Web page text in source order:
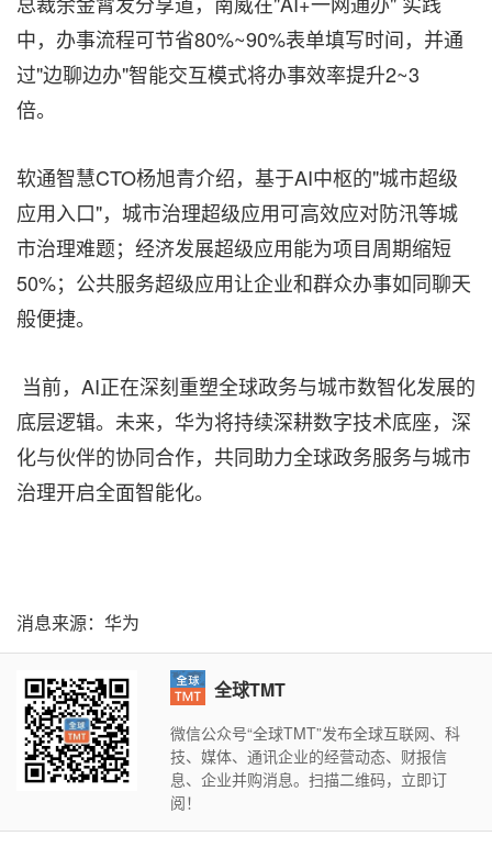
中，办事流程可节省80%~90%表单填写时间，并通
过"边聊边办"智能交互模式将办事效率提升2~3
倍。
软通智慧CTO杨旭青介绍，基于AI中枢的"城市超级
应用入口"，城市治理超级应用可高效应对防汛等城
市治理难题；经济发展超级应用能为项目周期缩短
50%；公共服务超级应用让企业和群众办事如同聊天
般便捷。
当前，AI正在深刻重塑全球政务与城市数智化发展的
底层逻辑。未来，华为将持续深耕数字技术底座，深
化与伙伴的协同合作，共同助力全球政务服务与城市
治理开启全面智能化。
消息来源：华为
全球TMT
微信公众号“全球TMT”发布全球互联网、科
技、媒体、通讯企业的经营动态、财报信
息、企业并购消息。扫描二维码，立即订
阅！